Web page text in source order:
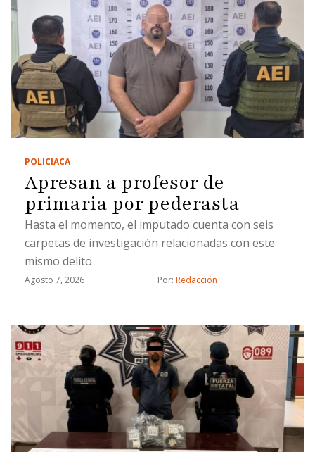
POLICIACA
Apresan a profesor de
primaria por pederasta
Hasta el momento, el imputado cuenta con seis
carpetas de investigación relacionadas con este
mismo delito
Agosto 7, 2026 Por: Redacción